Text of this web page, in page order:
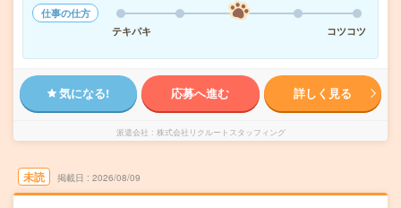
仕事の仕方
テキパキ
コツコツ
気になる! 応募へ進む 詳しく見る
派遣会社 株式会社リクルートスタッフィング
未読 掲載日 2026/08/09